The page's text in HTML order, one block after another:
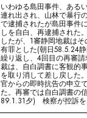
いわゆる島田事件、ある
連れ出され、山林で暴行
で逮捕されたが島田事件
しを自白、再逮捕された
したが、1審静岡地裁は
有罪とした(朝日58.5.24
繰り返し、4回目の再審請
裁は、自白調書に客観的
を取り消して差し戻した
官からの即時抗告の申立
た。再審では自白調書の
89.1.31夕) 検察が控訴を